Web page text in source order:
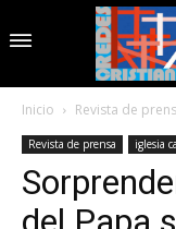
Inicio Revista de
Revista de prensa iglesia